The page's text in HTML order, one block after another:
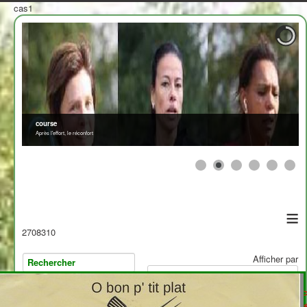
cas1
course
Après l'effort, le réconfort
≡
2708310
Afficher par
>